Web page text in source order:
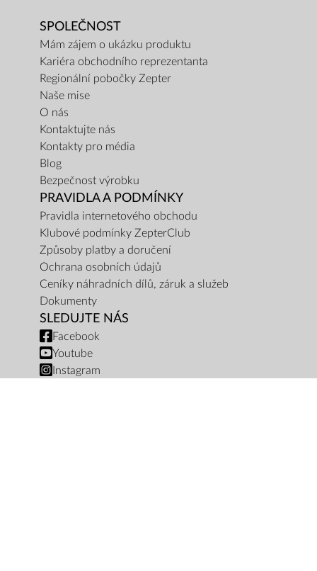
SPOLEČNOST
Mám zájem o ukázku produktu
Kariéra obchodního reprezentanta
Regionální pobočky Zepter
Naše mise
O nás
Kontaktujte nás
Kontakty pro média
Blog
Bezpečnost výrobku
PRAVIDLA A PODMÍNKY
Pravidla internetového obchodu
Klubové podmínky ZepterClub
Způsoby platby a doručení
Ochrana osobních údajů
Ceníky náhradních dílů, záruk a služeb
Dokumenty
SLEDUJTE NÁS
Facebook
Youtube
Instagram